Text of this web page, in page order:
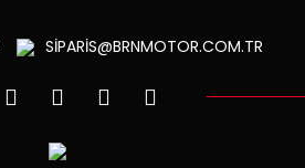
SİPARİS@BRNMOTOR.COM.TR